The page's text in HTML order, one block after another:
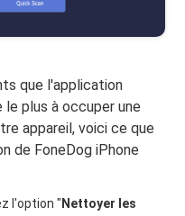
que l'application
plus à occuper une
appareil, voici ce que
de FoneDog iPhone
l'option " Nettoyer les